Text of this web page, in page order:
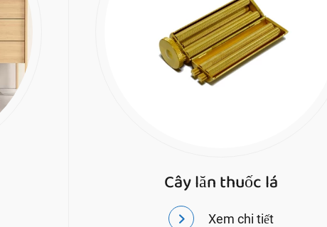
Cây lăn thuốc lá
Xem chi tiết